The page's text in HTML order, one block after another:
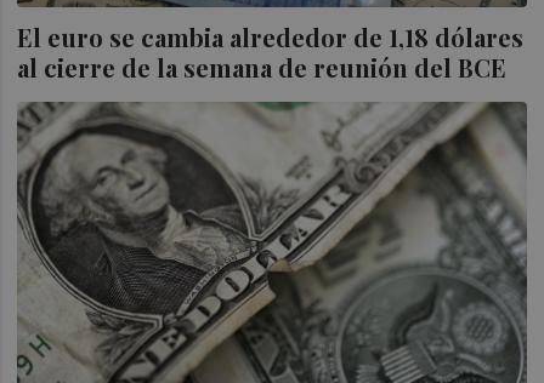
El euro se cambia alrededor de 1,18 dólares
al cierre de la semana de reunión del BCE